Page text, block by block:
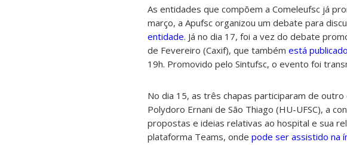
As entidades que compõem a Comeleufsc já
março, a Apufsc organizou um debate para
entidade. Já no dia 17, foi a vez do debate
de Fevereiro (Caxif), que também está
19h. Promovido pelo Sintufsc, o evento foi
No dia 15, as três chapas participaram de
Polydoro Ernani de São Thiago (HU-UFSC), a
propostas e ideias relativas ao hospital e sua
plataforma Teams, onde pode ser assistido na